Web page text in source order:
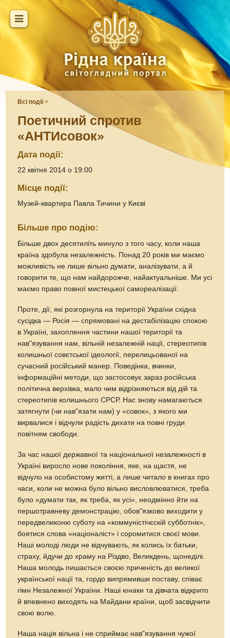
Всі події>
Поетичний спротив
«АНТИсовок»
Дата події:
22 квітня 2014 о 19:00
Місце події:
Музей-квартира Павла Тичини у Києві
Більше про подію:
Більше двох десятиліть минуло з того часу, коли наша
країна здобула незалежність. Понад 20 років ми маємо
можливість не лише вільно думати, аналізувати, а й
говорити те, що нам найдорожче, найактуальніше. Ми усі
маємо право повної мистецької самореалізації.
Проте, дії, які розгорнула на території України східна
сусідка — Росія — спрямовані на дестабілізацію спокою
в Україні, захоплення частини нашої території та
нав"язування нам, вільній незалежній нації, стереотипів
колишньої совєтської ідеології, перелицьованої на
сучасний російський манер. Поведінка, вчинки,
інформаційні методи, що застосовує зараз російська
політична верхівка, мало чим відрізняються від дій та
стереотипів колишнього СРСР. Нас знову намагаються
затягнути (чи нав"язати нам) у «совок», з якого ми
вирвалися і відчули радість дихати на повні груди
повітням свободи.
За час нашої державної та національної незалежності в
Україні виросло нове покоління, яке, на щастя, не
відчуло на особистому житті, а лише читало в книгах про
часи, коли не можна було вільно висловлюватися, треба
було «думати так, як треба, як усі», неодмінно йти на
першотравневу демонстрацію, обов"язково виходити у
передвеликоню суботу на «коммуністічєскій субботнік»,
боятися слова «націоналіст» і соромитися своєї мови.
Наші молоді люди не відчувають, як колись їх батьки,
страху, йдучи до храму на Різдво, Великдень, щонеділі.
Наша молодь пишається своєю приченість до великої
української нації та, гордо випрямивши поставу, співає
гімн Незалежної України. Наші юнаки та дівчата відкрито
й впевнено виходять на Майдани країни, щоб засвідчити
свою волю.
Наша нація вільна і не сприймає нав"язування чужої